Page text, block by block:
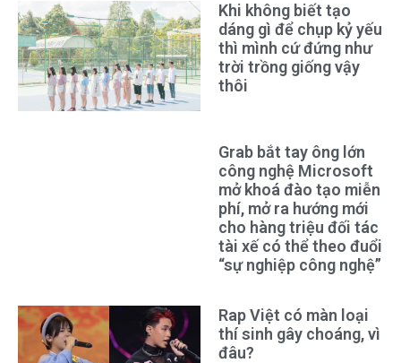
Khi không biết tạo
dáng gì để chụp kỷ yếu
thì mình cứ đứng như
trời trồng giống vậy
thôi
Grab bắt tay ông lớn
công nghệ Microsoft
mở khoá đào tạo miễn
phí, mở ra hướng mới
cho hàng triệu đối tác
tài xế có thể theo đuổi
“sự nghiệp công nghệ”
Rap Việt có màn loại
thí sinh gây choáng, vì
đâu?